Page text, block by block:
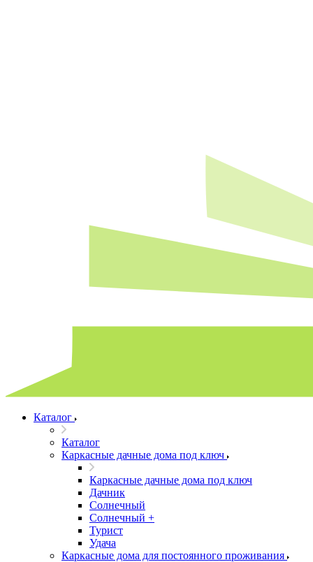
Каталог
Каталог
Каркасные дачные дома под ключ
Каркасные дачные дома под ключ
Дачник
Солнечный
Солнечный +
Турист
Удача
Каркасные дома для постоянного проживания